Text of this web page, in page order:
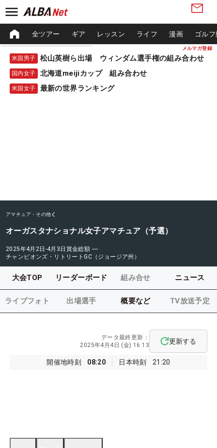
メルマガ登録
全ツアー ギア レッスン ライフ 漫画 ゴル
米国男子 松山英樹ら出場 ウィンダム選手権の組み合わせ
国内女子 北海道meijiカップ 組み合わせ
米国女子 最新の世界ランキング
アマチュア・その他
オーガスタナショナル女子アマチュア（予選）
2025年4月2日-4月3日 賞金総額 ―
チャンピオンズ・リトリートGC（ジョージア州）
大会TOP リーダーボード 組み合せ ニュース
ライブフォト 出場選手 概要など TV放送予定
開催地時刻 08:20 日本時刻 21:20
データ最終更新：
2025年4月4日 (金) 16:13
更新する